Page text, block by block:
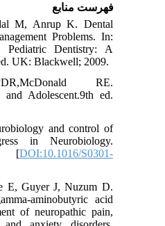
فهرست منابع
M, Anrup K. Dental
Problems. In:
Pediatric Dentistry: A
UK: Blackwell; 2009.
RE.
and Adolescent.9th ed.
and control of
in Neurobiology.
[DOI:10.1016/S0301-
E, Guyer J, Nuzum D.
aminobutyric acid
of neuropathic pain,